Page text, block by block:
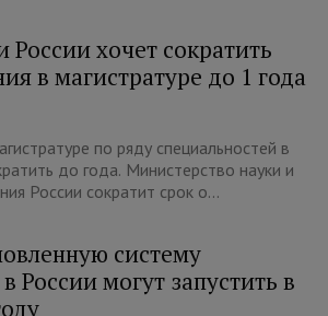
хочет сократить
в магистратуре до 1 года
по ряду специальностей в
до года. Министерство науки и
России сократит срок о...
систему
России могут запустить в